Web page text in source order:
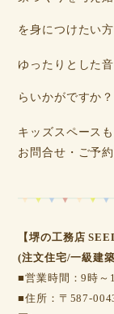
を身につけたい
ゆったりとした
らいかがですか？
キッズスペース
お問合せ・ご予
【堺の工務店
(注文住宅/一級建
■営業時間：9時～
■住所：〒587-